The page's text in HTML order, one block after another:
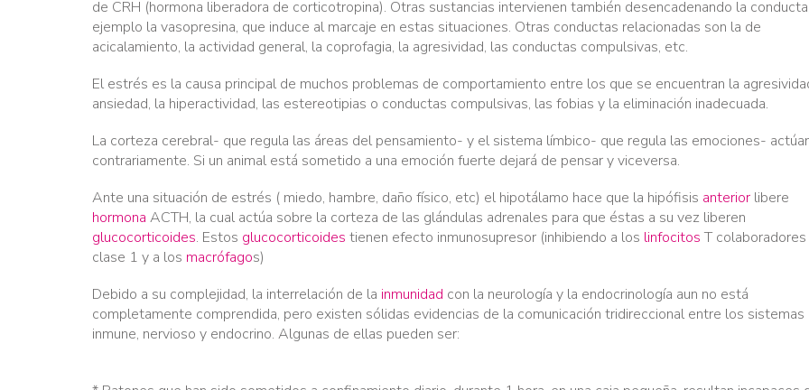
de CRH (hormona liberadora de corticotropina). Otras sustancias intervienen también desencadenando la
ejemplo la vasopresina, que induce al marcaje en estas situaciones. Otras conductas relacionadas son la de
acicalamiento, la actividad general, la coprofagia, la agresividad, las conductas compulsivas, etc.
El estrés es la causa principal de muchos problemas de comportamiento entre los que se encuentran la
ansiedad, la hiperactividad, las estereotipias o conductas compulsivas, las fobias y la eliminación inadecuada.
La corteza cerebral- que regula las áreas del pensamiento- y el sistema límbico- que regula las emociones-
contrariamente. Si un animal está sometido a una emoción fuerte dejará de pensar y viceversa.
Ante una situación de estrés ( miedo, hambre, daño físico, etc) el hipotálamo hace que la hipófisis anterior libere
hormona ACTH, la cual actúa sobre la corteza de las glándulas adrenales para que éstas a su vez liberen
glucocorticoides. Estos glucocorticoides tienen efecto inmunosupresor (inhibiendo a los linfocitos T
clase 1 y a los macrófagos)
Debido a su complejidad, la interrelación de la inmunidad con la neurología y la endocrinología aun no está
completamente comprendida, pero existen sólidas evidencias de la comunicación tridireccional entre los sistemas
inmune, nervioso y endocrino. Algunas de ellas pueden ser: